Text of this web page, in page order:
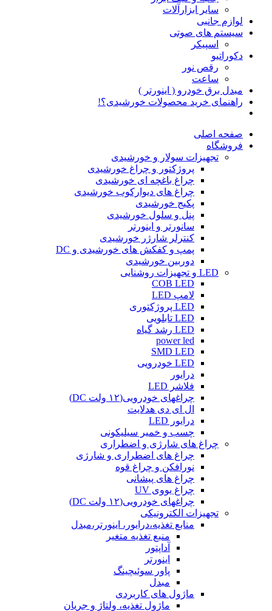
سایر ابزارآلات
لوازم جانبی
سیستم های صوتی
اسپیکر
دکوراتیو
رقص نور
ساعت
مبدل برق خودرو ( اینورتر )
راهنمای خرید محصولات خورشیدی؟!
صفحه اصلی
فروشگاه
تجهیزات سولار و خورشیدی
پروژکتور و چراغ خورشیدی
چراغ باغچه ای خورشیدی
چراغ های دیوارکوب خورشیدی
پکیج خورشیدی
پنل و سلول خورشیدی
سانورتر و اینورتر
کنترلر شارژر خورشیدی
پمپ و کفکش های خورشیدی و DC
دوربین خورشیدی
LED و تجهیزات روشنایی
COB LED
لامپ LED
LED پروژکتوری
LED تابلویی
LED رشد گیاه
power led
SMD LED
LED خودرویی
درایور
فلاشر LED
چراغهای خودرویی(۱۲ ولت DC)
ال ای دی هدلایت
درایور LED
چسب و خمیر سیلیکونی
چراغ های شارژی و اضطراری
چراغ های اضطراری و شارژی
نورافکن و چراغ قوه
چراغ های پیشانی
چراغ یووی UV
چراغهای خودرویی(۱۲ ولت DC)
تجهیزات الکترونیکی
منابع تغذیه،درایور، اینورتر،مبدل
منبع تغذیه متغیر
آداپتور
اینورتر
پاور سوئیچینگ
مبدل
ماژول های کاربردی
ماژول تغذیه، ولتاژ و جریان